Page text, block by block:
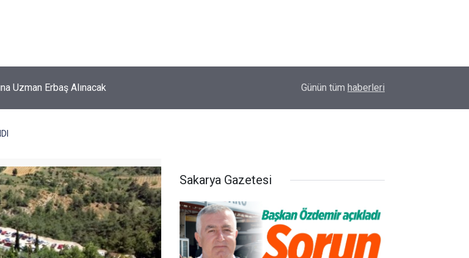
ERTUĞRUL OCAĞI'NDAN KOCAELİ’NE ZİYARET
Günün tüm haberleri
Sakarya Gazetesi